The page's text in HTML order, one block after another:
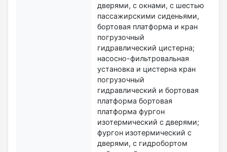
дверями, с окнами, с шестью
пассажирскими сиденьями,
бортовая платформа и кран
погрузочный
гидравлический цистерна;
насосно-фильтровальная
установка и цистерна кран
погрузочный
гидравлический и бортовая
платформа бортовая
платформа фургон
изотермический с дверями;
фургон изотермический с
дверями, с гидробортом